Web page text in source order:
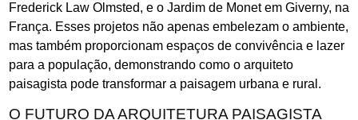
Frederick Law Olmsted, e o Jardim de Monet em Giverny, na
França. Esses projetos não apenas embelezam o ambiente,
mas também proporcionam espaços de convivência e lazer
para a população, demonstrando como o arquiteto
paisagista pode transformar a paisagem urbana e rural.
O FUTURO DA ARQUITETURA PAISAGISTA